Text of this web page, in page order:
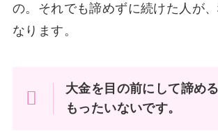
の。それでも諦めずに続けた人が
なります。
大金を目の前にして諦め
もったいないです。